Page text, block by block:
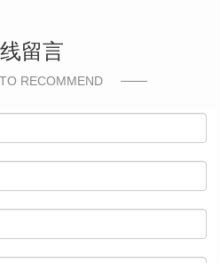
留言
RECOMMEND